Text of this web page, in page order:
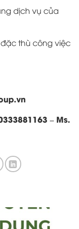
dịch vụ của
thù công việc
– Ms.